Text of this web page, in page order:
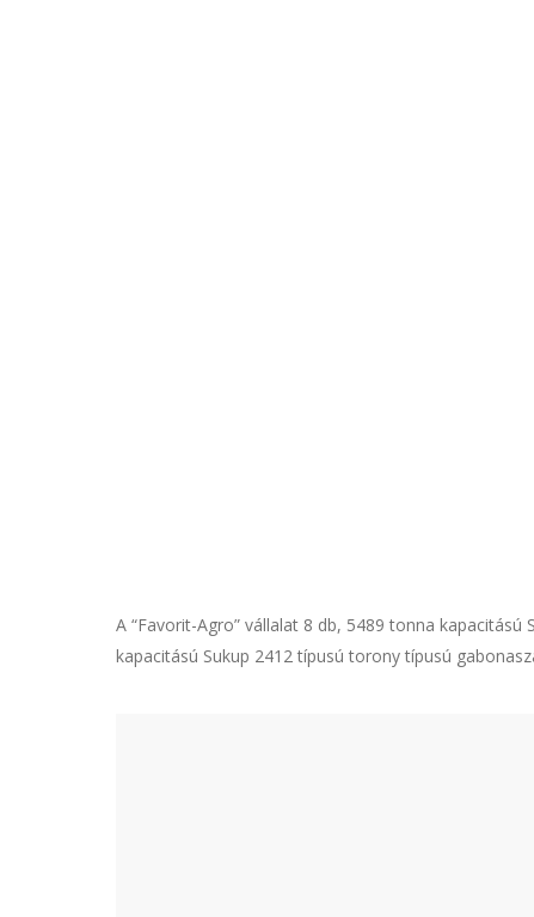
A “Favorit-Agro” vállalat 8 db, 5489 tonna
kapacitású Sukup 2412 típusú torony típusú